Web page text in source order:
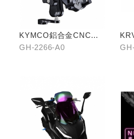
KYMCO鋁合金CNC減
震手機架
GH-2266-A0